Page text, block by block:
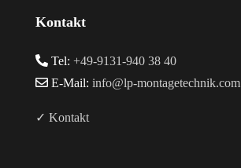
Kontakt
Tel: +49-9131-940 38 40
E-Mail: info@lp-montagetechnik.com
✓ Kontakt